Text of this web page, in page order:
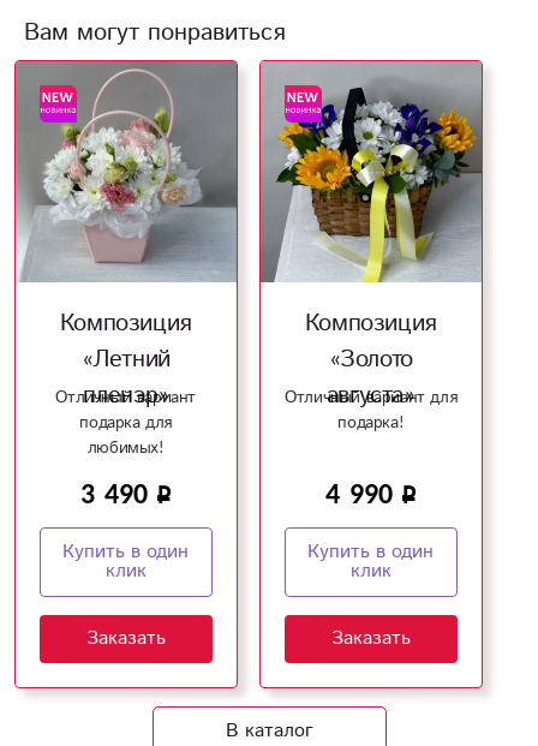
Вам могут понравиться
Композиция
«Летний
пленэр»
Отличный вариант
подарка для
любимых!
3 490
Купить в один
клик
Заказать
Композиция
«Золото
августа»
Отличный вариант для
подарка!
4 990
Купить в один
клик
Заказать
В каталог